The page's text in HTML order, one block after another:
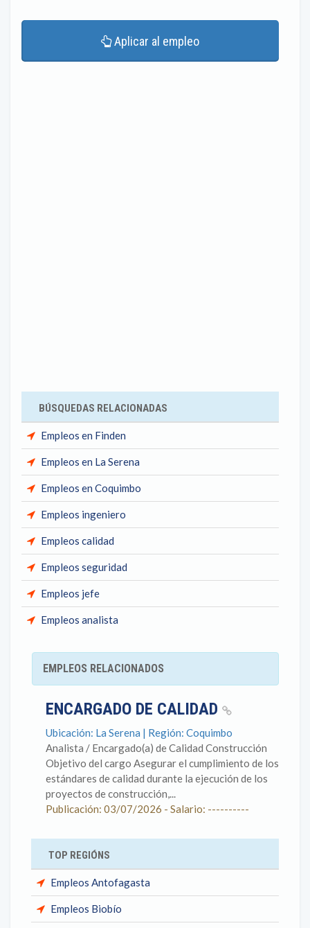
Aplicar al empleo
BÚSQUEDAS RELACIONADAS
Empleos en Finden
Empleos en La Serena
Empleos en Coquimbo
Empleos ingeniero
Empleos calidad
Empleos seguridad
Empleos jefe
Empleos analista
EMPLEOS RELACIONADOS
ENCARGADO DE CALIDAD
Ubicación: La Serena | Región: Coquimbo
Analista / Encargado(a) de Calidad Construcción
Objetivo del cargo Asegurar el cumplimiento de los
estándares de calidad durante la ejecución de los
proyectos de construcción,...
Publicación: 03/07/2026 - Salario: ----------
TOP REGIÓNS
Empleos Antofagasta
Empleos Biobío